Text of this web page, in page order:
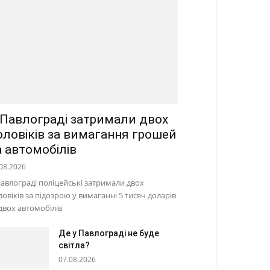
затримали двох
за вимагання грошей
автомобілів
поліцейські затримали двох
за підозрою у вимаганні 5 тисяч доларів
автомобілів
Де у Павлограді не буде
світла?
07.08.2026